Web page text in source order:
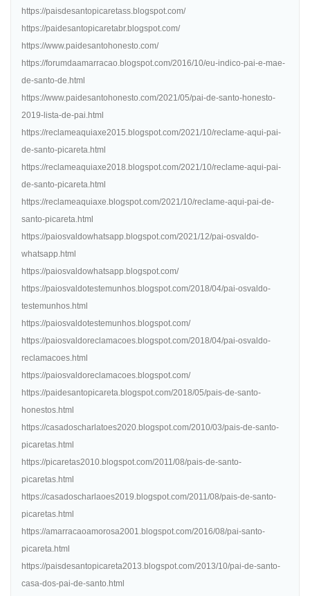
https://paisdesantopicaretass.blogspot.com/
https://paidesantopicaretabr.blogspot.com/
https://www.paidesantohonesto.com/
https://forumdaamarracao.blogspot.com/2016/10/eu-indico-pai-e-mae-
de-santo-de.html
https://www.paidesantohonesto.com/2021/05/pai-de-santo-honesto-
2019-lista-de-pai.html
https://reclameaquiaxe2015.blogspot.com/2021/10/reclame-aqui-pai-
de-santo-picareta.html
https://reclameaquiaxe2018.blogspot.com/2021/10/reclame-aqui-pai-
de-santo-picareta.html
https://reclameaquiaxe.blogspot.com/2021/10/reclame-aqui-pai-de-
santo-picareta.html
https://paiosvaldowhatsapp.blogspot.com/2021/12/pai-osvaldo-
whatsapp.html
https://paiosvaldowhatsapp.blogspot.com/
https://paiosvaldotestemunhos.blogspot.com/2018/04/pai-osvaldo-
testemunhos.html
https://paiosvaldotestemunhos.blogspot.com/
https://paiosvaldoreclamacoes.blogspot.com/2018/04/pai-osvaldo-
reclamacoes.html
https://paiosvaldoreclamacoes.blogspot.com/
https://paidesantopicareta.blogspot.com/2018/05/pais-de-santo-
honestos.html
https://casadoscharlatoes2020.blogspot.com/2010/03/pais-de-santo-
picaretas.html
https://picaretas2010.blogspot.com/2011/08/pais-de-santo-
picaretas.html
https://casadoscharlaoes2019.blogspot.com/2011/08/pais-de-santo-
picaretas.html
https://amarracaoamorosa2001.blogspot.com/2016/08/pai-santo-
picareta.html
https://paisdesantopicareta2013.blogspot.com/2013/10/pai-de-santo-
casa-dos-pai-de-santo.html